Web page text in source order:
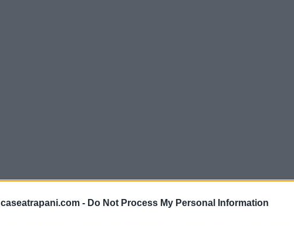
caseatrapani.com - Do Not Process My Personal Information